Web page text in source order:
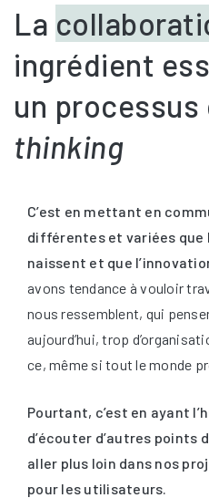
La
ingrédient
un processus
thinking
C’est en mettant en
différentes et variées que
naissent et que
avons tendance à vouloir
nous ressemblent, qui
aujourd’hui, trop
ce, même si tout le monde
Pourtant, c’est en ayant
d’écouter d’autres points
aller plus loin dans nos
pour les utilisateurs.